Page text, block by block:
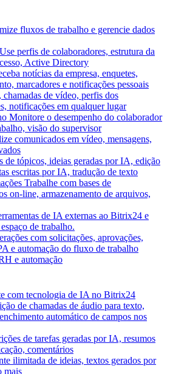
fluxos de trabalho e gerencie dados
Use perfis de colaboradores, estrutura da
Active Directory
notícias da empresa, enquetes,
marcadores e notificações pessoais
chamadas de vídeo, perfis dos
notificações em qualquer lugar
Monitore o desempenho do colaborador
visão do supervisor
comunicados em vídeo, mensagens,
de tópicos, ideias geradas por IA, edição
escritas por IA, tradução de texto
Trabalhe com bases de
on-line, armazenamento de arquivos,
de IA externas ao Bitrix24 e
de trabalho.
com solicitações, aprovações,
e automação do fluxo de trabalho
e automação
com tecnologia de IA no Bitrix24
de chamadas de áudio para texto,
automático de campos nos
de tarefas geradas por IA, resumos
comentários
ilimitada de ideias, textos gerados por
mais